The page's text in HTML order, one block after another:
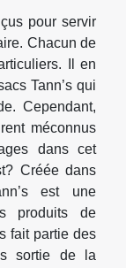
pour servir
Chacun de
Il en
Tann’s qui
Cependant,
méconnus
dans cet
Créée dans
est une
produits de
fait partie des
sortie de la